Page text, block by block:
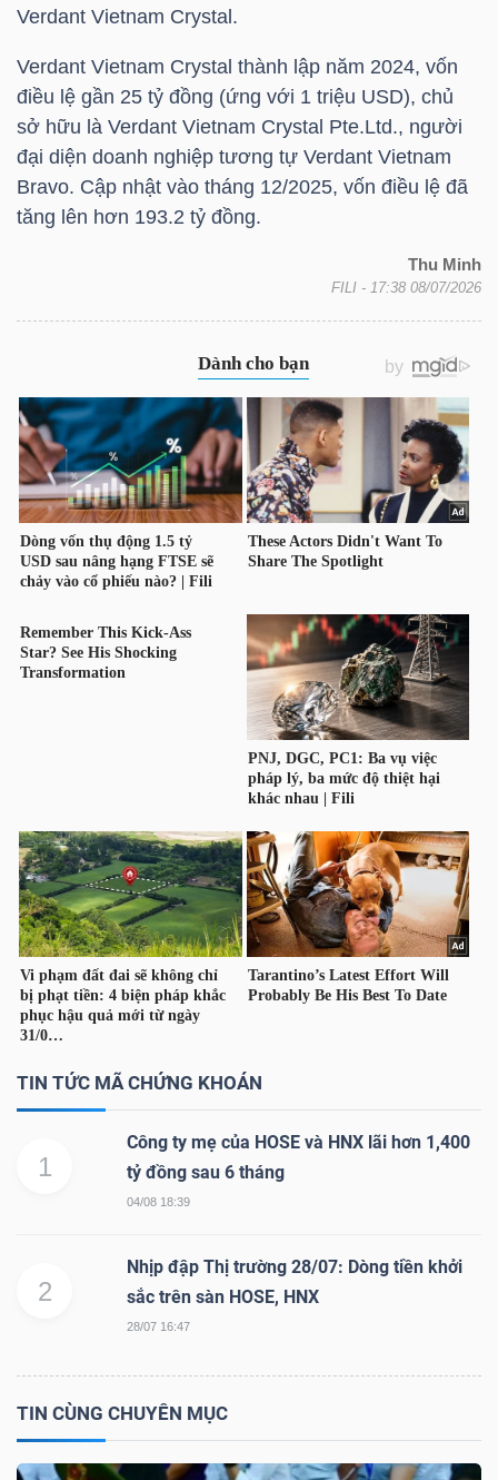
Verdant Vietnam Crystal.
Verdant Vietnam Crystal thành lập năm 2024, vốn
điều lệ gần 25 tỷ đồng (ứng với 1 triệu USD), chủ
sở hữu là Verdant Vietnam Crystal Pte.Ltd., người
đại diện doanh nghiệp tương tự Verdant Vietnam
Bravo. Cập nhật vào tháng 12/2025, vốn điều lệ đã
tăng lên hơn 193.2 tỷ đồng.
Thu Minh
FILI - 17:38 08/07/2026
TIN TỨC MÃ CHỨNG KHOÁN
1
Công ty mẹ của HOSE và HNX lãi hơn 1,400
tỷ đồng sau 6 tháng
04/08 18:39
2
Nhịp đập Thị trường 28/07: Dòng tiền khởi
sắc trên sàn HOSE, HNX
28/07 16:47
TIN CÙNG CHUYÊN MỤC
TRÁI
PHIẾU
CÔNG
TRUY
XUẤT
DỮ
LIỆU
Ngành
(-)
VS-
SECTOR
NĂNG
LƯỢNG
NGUYÊN
VẬT